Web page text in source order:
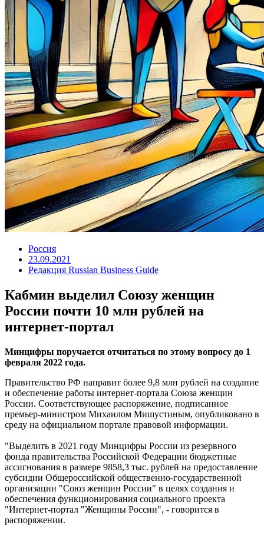
Россия
23.09.2021
Редакция Russian Business Guide
Кабмин выделил Союзу женщин
России почти 10 млн рублей на
интернет-портал
Минцифры поручается отчитаться по этому вопросу до 1
февраля 2022 года.
Правительство РФ направит более 9,8 млн рублей на создание
и обеспечение работы интернет-портала Союза женщин
России. Соответствующее распоряжение, подписанное
премьер-министром Михаилом Мишустиным, опубликовано в
среду на официальном портале правовой информации.
"Выделить в 2021 году Минцифры России из резервного
фонда правительства Российской Федерации бюджетные
ассигнования в размере 9858,3 тыс. рублей на предоставление
субсидии Общероссийской общественно-государственной
организации "Союз женщин России" в целях создания и
обеспечения функционирования социального проекта
"Интернет-портал "Женщины России", - говорится в
распоряжении.